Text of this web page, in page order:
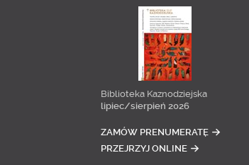
Biblioteka Kaznodziejska
lipiec/sierpień 2026
ZAMÓW PRENUMERATĘ
PRZEJRZYJ ONLINE